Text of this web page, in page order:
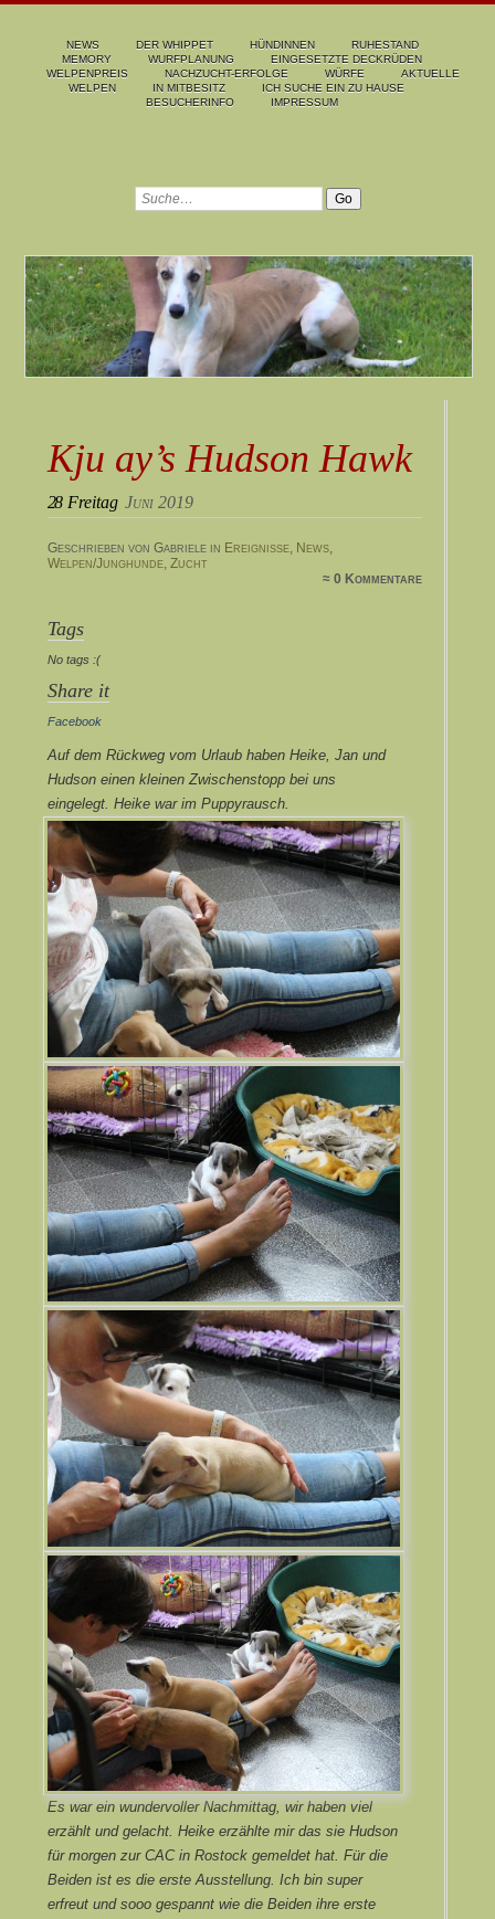
NEWS DER WHIPPET HÜNDINNEN
RUHESTAND
MEMORY
WURFPLANUNG
EINGESETZTE DECKRÜDEN
WELPENPREIS
NACHZUCHT-ERFOLGE WÜRFE
AKTUELLE
WELPEN
IN MITBESITZ
ICH SUCHE EIN ZU HAUSE
BESUCHERINFO
IMPRESSUM
Kju ay’s Hudson Hawk
28 Freitag Juni 2019
Geschrieben von Gabriele in Ereignisse, News,
Welpen/Junghunde, Zucht
≈ 0 Kommentare
Tags
No tags :(
Share it
Facebook
Auf dem Rückweg vom Urlaub haben Heike, Jan und
Hudson einen kleinen Zwischenstopp bei uns
eingelegt. Heike war im Puppyrausch.
Es war ein wundervoller Nachmittag, wir haben viel
erzählt und gelacht. Heike erzählte mir das sie Hudson
für morgen zur CAC in Rostock gemeldet hat. Für die
Beiden ist es die erste Ausstellung. Ich bin super
erfreut und sooo gespannt wie die Beiden ihre erste